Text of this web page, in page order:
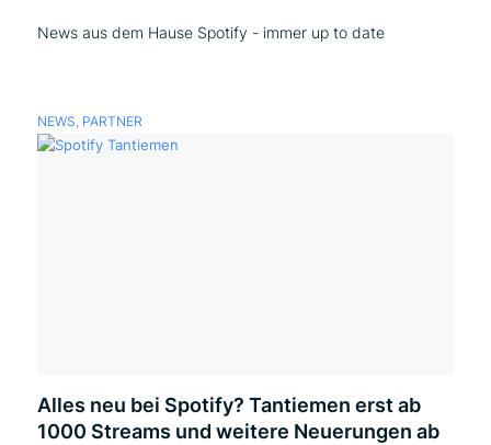
News aus dem Hause Spotify - immer up to date
NEWS, PARTNER
Alles neu bei Spotify? Tantiemen erst ab
1000 Streams und weitere Neuerungen ab